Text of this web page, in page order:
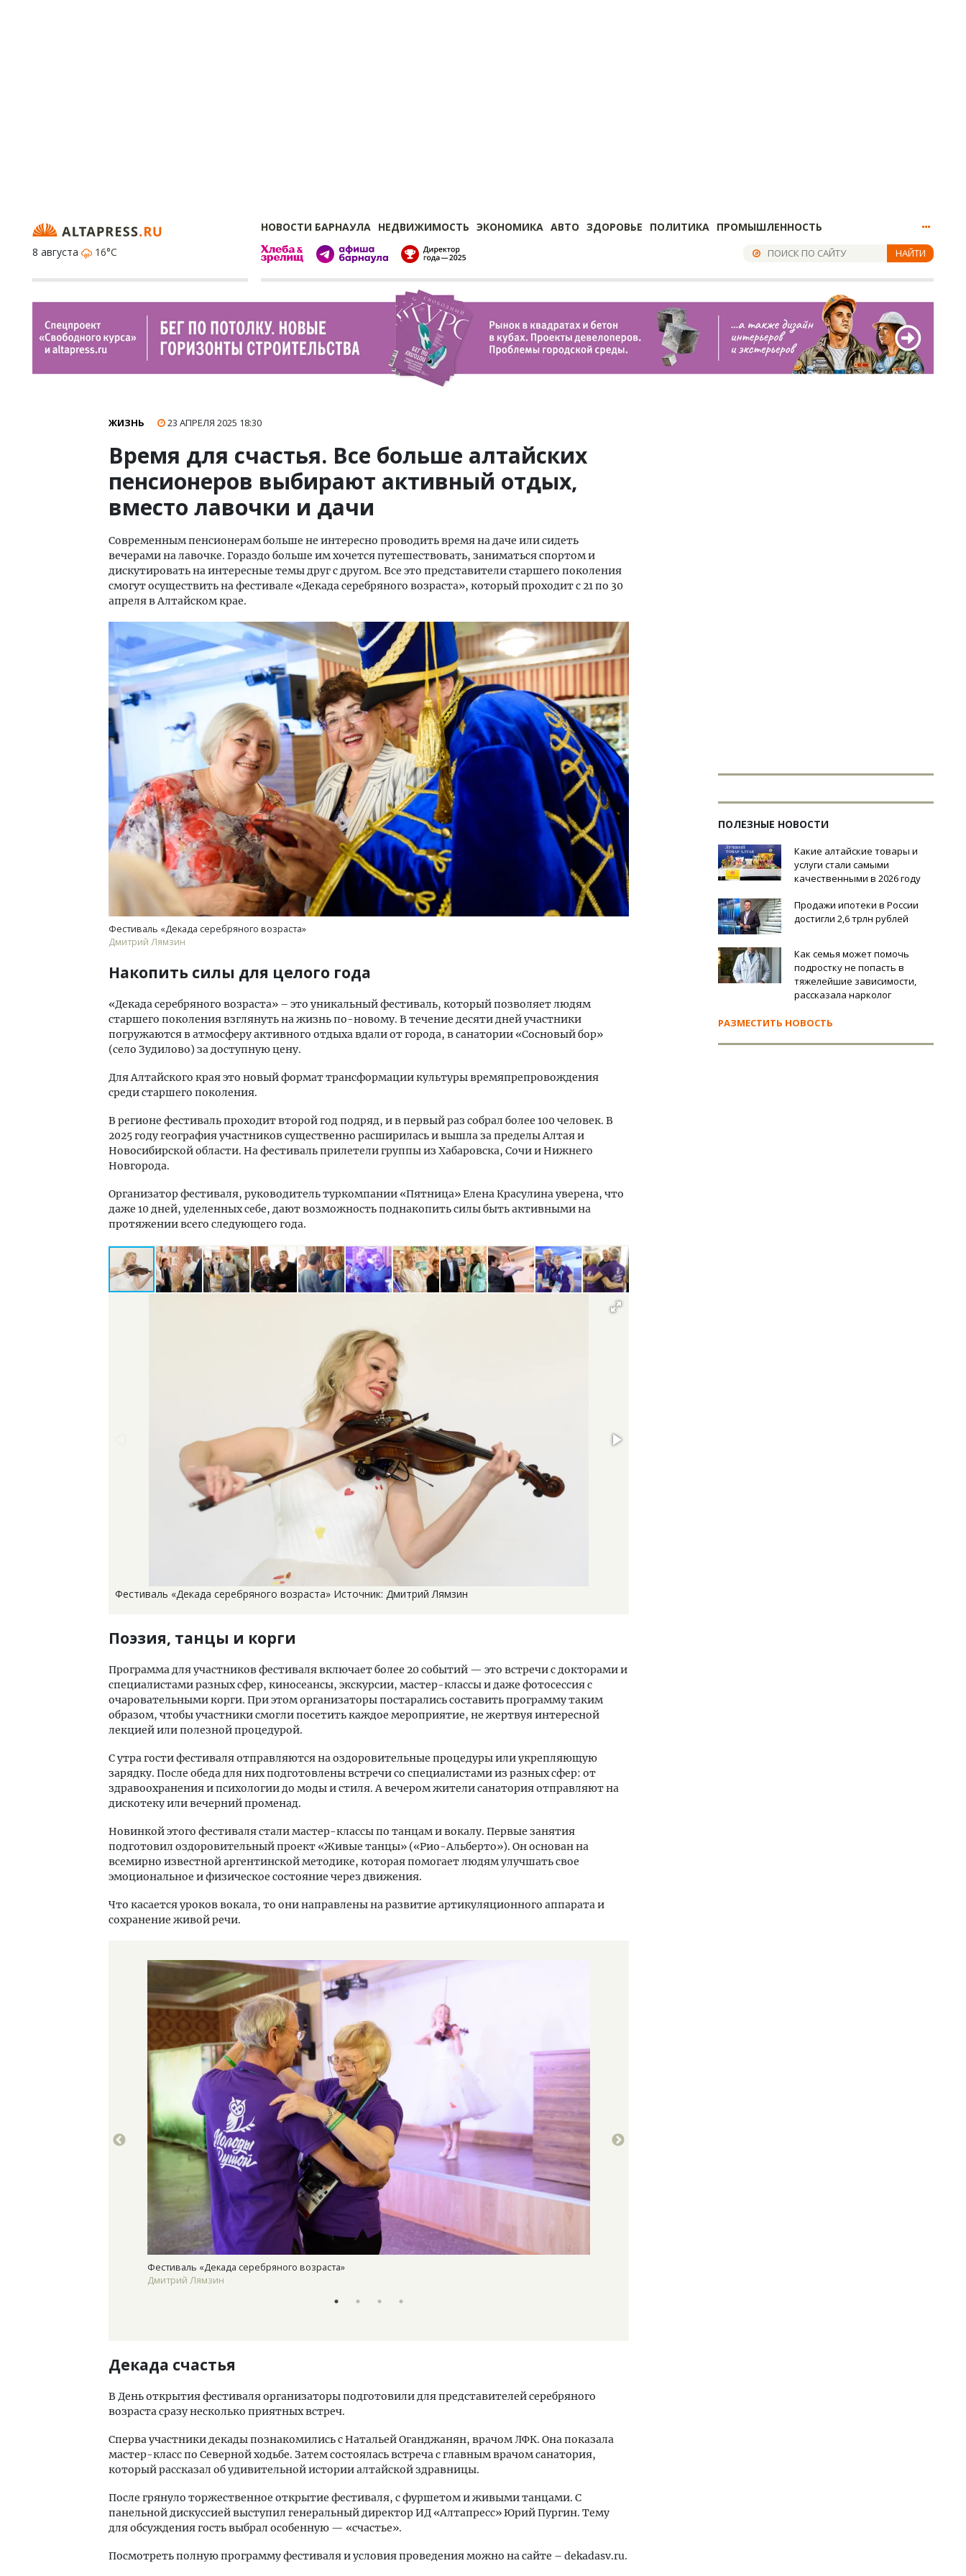
НОВОСТИ БАРНАУЛА НЕДВИЖИМОСТЬ ЭКОНОМИКА АВТО ЗДОРОВЬЕ ПОЛИТИКА ПРОМЫШЛЕННОСТЬ
8 августа
16°C НАЙТИ
ЖИЗНЬ 23 АПРЕЛЯ 2025 18:30
Время для счастья. Все больше алтайских
пенсионеров выбирают активный отдых,
вместо лавочки и дачи
Современным пенсионерам больше не интересно проводить время на даче или сидеть
вечерами на лавочке. Гораздо больше им хочется путешествовать, заниматься спортом и
дискутировать на интересные темы друг с другом. Все это представители старшего поколения
смогут осуществить на фестивале «Декада серебряного возраста», который проходит с 21 по 30
апреля в Алтайском крае.
Фестиваль «Декада серебряного возраста»
Дмитрий Лямзин
Накопить силы для целого года
«Декада серебряного возраста» – это уникальный фестиваль, который позволяет людям
старшего поколения взглянуть на жизнь по-новому. В течение десяти дней участники
погружаются в атмосферу активного отдыха вдали от города, в санатории «Сосновый бор»
(село Зудилово) за доступную цену.
Для Алтайского края это новый формат трансформации культуры времяпрепровождения
среди старшего поколения.
В регионе фестиваль проходит второй год подряд, и в первый раз собрал более 100 человек. В
2025 году география участников существенно расширилась и вышла за пределы Алтая и
Новосибирской области. На фестиваль прилетели группы из Хабаровска, Сочи и Нижнего
Новгорода.
Организатор фестиваля, руководитель туркомпании «Пятница» Елена Красулина уверена, что
даже 10 дней, уделенных себе, дают возможность поднакопить силы быть активными на
протяжении всего следующего года.
Фестиваль «Декада серебряного возраста» Источник: Дмитрий Лямзин
Поэзия, танцы и корги
Программа для участников фестиваля включает более 20 событий — это встречи с докторами и
специалистами разных сфер, киносеансы, экскурсии, мастер-классы и даже фотосессия с
очаровательными корги. При этом организаторы постарались составить программу таким
образом, чтобы участники смогли посетить каждое мероприятие, не жертвуя интересной
лекцией или полезной процедурой.
С утра гости фестиваля отправляются на оздоровительные процедуры или укрепляющую
зарядку. После обеда для них подготовлены встречи со специалистами из разных сфер: от
здравоохранения и психологии до моды и стиля. А вечером жители санатория отправляют на
дискотеку или вечерний променад.
Новинкой этого фестиваля стали мастер-классы по танцам и вокалу. Первые занятия
подготовил оздоровительный проект «Живые танцы» («Рио-Альберто»). Он основан на
всемирно известной аргентинской методике, которая помогает людям улучшать свое
эмоциональное и физическое состояние через движения.
Что касается уроков вокала, то они направлены на развитие артикуляционного аппарата и
сохранение живой речи.
Фестиваль «Декада серебряного возраста»
Дмитрий Лямзин
Декада счастья
В День открытия фестиваля организаторы подготовили для представителей серебряного
возраста сразу несколько приятных встреч.
Сперва участники декады познакомились с Натальей Оганджанян, врачом ЛФК. Она показала
мастер-класс по Северной ходьбе. Затем состоялась встреча с главным врачом санатория,
который рассказал об удивительной истории алтайской здравницы.
После грянуло торжественное открытие фестиваля, с фуршетом и живыми танцами. С
панельной дискуссией выступил генеральный директор ИД «Алтапресс» Юрий Пургин. Тему
для обсуждения гость выбрал особенную — «счастье».
Посмотреть полную программу фестиваля и условия проведения можно на сайте – dekadasv.ru.
ПОЛЕЗНЫЕ НОВОСТИ
Какие алтайские товары и
услуги стали самыми
качественными в 2026 году
Продажи ипотеки в России
достигли 2,6 трлн рублей
Как семья может помочь
подростку не попасть в
тяжелейшие зависимости,
рассказала нарколог
РАЗМЕСТИТЬ НОВОСТЬ